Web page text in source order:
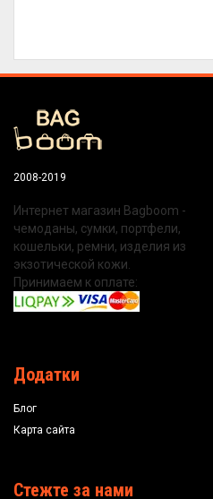
2008-2019
Интернет магазин Bagboom -
чемоданы, сумки, портфели,
кошельки, ремни, изделия из
экзотической кожи.
Принимаем к оплате:
Додатки
Блог
Карта сайта
Стежте за нами